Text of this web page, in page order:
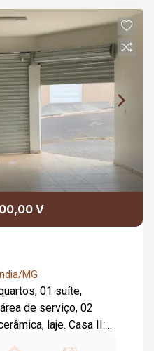
V
MG
01 suíte,
02
laje. Casa II: